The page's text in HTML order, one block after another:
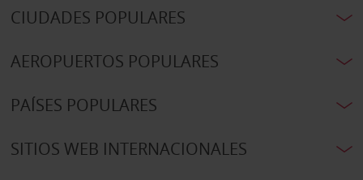
CIUDADES POPULARES
AEROPUERTOS POPULARES
PAÍSES POPULARES
SITIOS WEB INTERNACIONALES